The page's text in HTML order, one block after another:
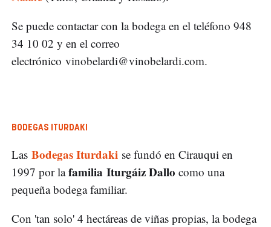
Se puede contactar con la bodega en el teléfono 948
34 10 02 y en el correo
electrónico vinobelardi@vinobelardi.com.
BODEGAS ITURDAKI
Las Bodegas Iturdaki se fundó en Cirauqui en
1997 por lafamilia Iturgáiz Dallo como una
pequeña bodega familiar.
Con 'tan solo' 4 hectáreas de viñas propias, la bodega